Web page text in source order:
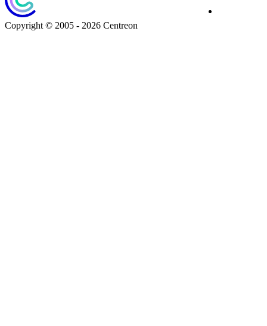
Copyright © 2005 - 2026 Centreon